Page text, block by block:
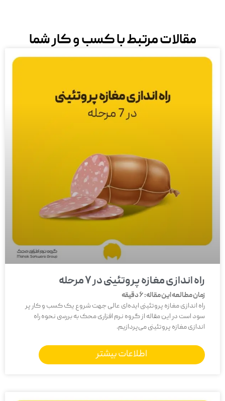
مقالات مرتبط با کسب و کار شما
راه اندازی مغازه پروتئینی در 7 مرحله
زمان مطالعه این مقاله:6دقیقه
راه اندازی مغازه پروتئینی ایده‌ای عالی جهت شروع یک کسب و کار پر
سود است در این مقاله از گروه نرم افزاری محک به بررسی نحوه راه
اندازی مغازه پروتئینی می‌پردازیم.
اطلاعات بیشتر